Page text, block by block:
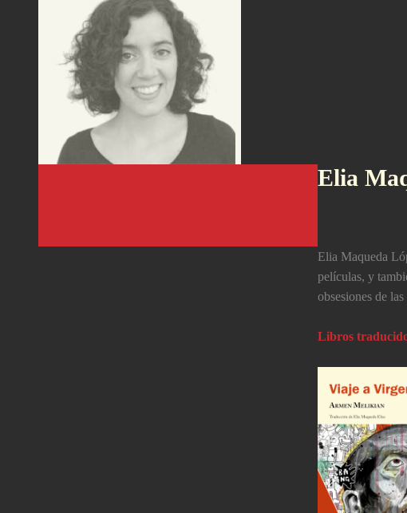
Elia
Elia Maqueda
pelí­culas, y
obsesiones de
Libros